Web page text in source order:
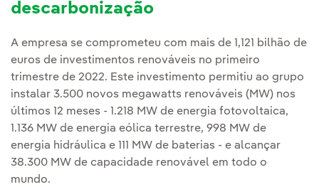
descarbonização
A empresa se comprometeu com mais de 1,121 bilhão de
euros de investimentos renováveis no primeiro
trimestre de 2022. Este investimento permitiu ao grupo
instalar 3.500 novos megawatts renováveis (MW) nos
últimos 12 meses - 1.218 MW de energia fotovoltaica,
1.136 MW de energia eólica terrestre, 998 MW de
energia hidráulica e 111 MW de baterias - e alcançar
38.300 MW de capacidade renovável em todo o
mundo.